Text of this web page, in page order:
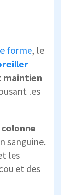
forme, le
maintien
les
sanguine.
les
et des